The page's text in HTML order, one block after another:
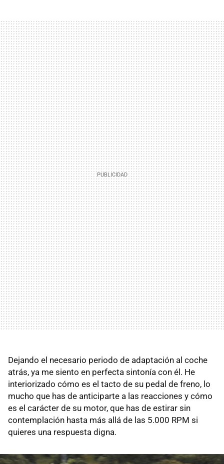
Dejando el necesario periodo de adaptación al coche
atrás, ya me siento en perfecta sintonía con él. He
interiorizado cómo es el tacto de su pedal de freno, lo
mucho que has de anticiparte a las reacciones y cómo
es el carácter de su motor, que has de estirar sin
contemplación hasta más allá de las 5.000 RPM si
quieres una respuesta digna.